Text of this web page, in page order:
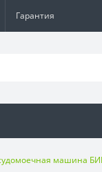
Гарантия
машина